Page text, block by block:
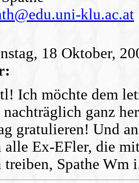
klu.ac.at
18 Oktober,
Ich möchte dem
ganz
gratulieren! Und
alle Ex-EFler, die
treiben, Spathe Wm